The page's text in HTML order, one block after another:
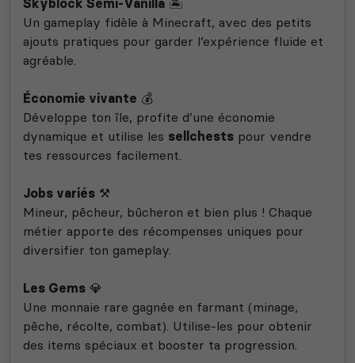
Skyblock Semi-Vanilla 🏝️
Un gameplay fidèle à Minecraft, avec des petits
ajouts pratiques pour garder l’expérience fluide et
agréable.
Économie vivante 💰
Développe ton île, profite d’une économie
dynamique et utilise les sellchests pour vendre
tes ressources facilement.
Jobs variés ⚒️
Mineur, pêcheur, bûcheron et bien plus ! Chaque
métier apporte des récompenses uniques pour
diversifier ton gameplay.
Les Gems 💎
Une monnaie rare gagnée en farmant (minage,
pêche, récolte, combat). Utilise-les pour obtenir
des items spéciaux et booster ta progression.